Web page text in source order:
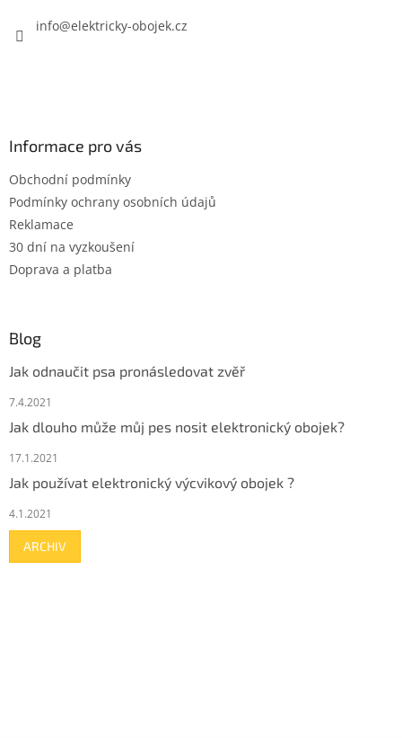
info@elektricky-obojek.cz
Informace pro vás
Obchodní podmínky
Podmínky ochrany osobních údajů
Reklamace
30 dní na vyzkoušení
Doprava a platba
Blog
Jak odnaučit psa pronásledovat zvěř
7.4.2021
Jak dlouho může můj pes nosit elektronický obojek?
17.1.2021
Jak používat elektronický výcvikový obojek ?
4.1.2021
ARCHIV